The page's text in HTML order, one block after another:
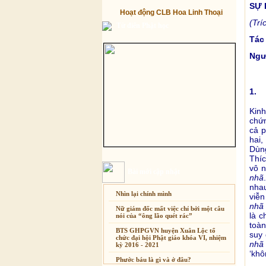
Hoạt động CLB Hoa Linh Thoại
Nhìn lại chính mình
Nữ giám đốc mất việc chỉ bởi một câu
nói của “ông lão quét rác”
BTS GHPGVN huyện Xuân Lộc tổ
chức đại hội Phật giáo khóa VI, nhiệm
kỳ 2016 - 2021
Phước báu là gì và ở đâu?
SỰ
1.
cả
hai,
vô
nhã
nhã
là
suy
nhã